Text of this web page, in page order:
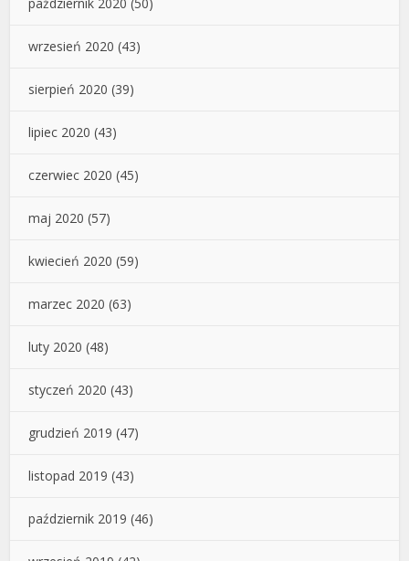
październik 2020 (50)
wrzesień 2020 (43)
sierpień 2020 (39)
lipiec 2020 (43)
czerwiec 2020 (45)
maj 2020 (57)
kwiecień 2020 (59)
marzec 2020 (63)
luty 2020 (48)
styczeń 2020 (43)
grudzień 2019 (47)
listopad 2019 (43)
październik 2019 (46)